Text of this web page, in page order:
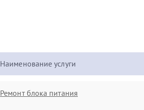
Наименование услуги
Ремонт блока питания